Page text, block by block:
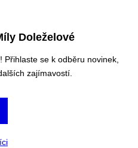
Doleželové
se k odběru novinek,
zajímavostí.